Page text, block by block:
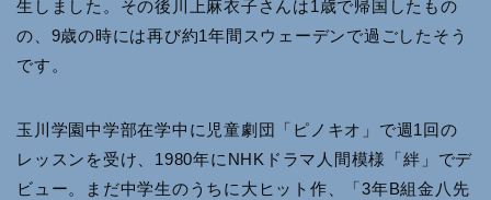
生しました。その後川上麻衣子さんは1歳で帰国したもの
の、9歳の時には再び約1年間スウェーデンで過ごしたそう
です。
玉川学園中学部在学中に児童劇団「ピノキオ」で週1回の
レッスンを受け、1980年にNHKドラマ人間模様「絆」でデ
ビュー。まだ中学生のうちに大ヒット作、「3年B組金八先